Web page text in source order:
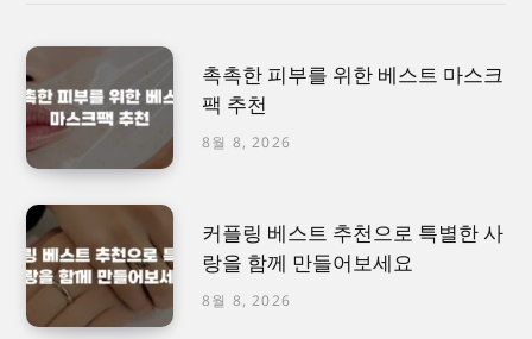
촉촉한 피부를 위한 베스트 마스크
팩 추천
8월 8, 2026
커플링 베스트 추천으로 특별한 사
랑을 함께 만들어보세요
8월 8, 2026